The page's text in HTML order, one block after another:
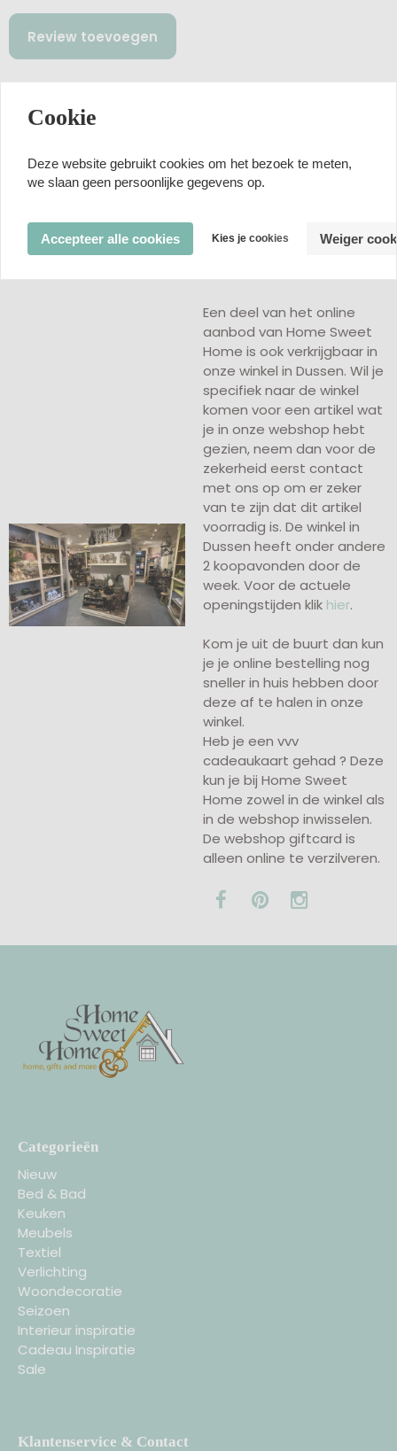
Review toevoegen
Nog geen beoordelingen
Een deel van het online
aanbod van Home Sweet
Home is ook verkrijgbaar in
onze winkel in Dussen. Wil je
specifiek naar de winkel
komen voor een artikel wat
je in onze webshop hebt
gezien, neem dan voor de
zekerheid eerst contact
met ons op om er zeker
van te zijn dat dit artikel
voorradig is. De winkel in
Dussen heeft onder andere
2 koopavonden door de
week. Voor de actuele
openingstijden klik hier.
Kom je uit de buurt dan kun
je je online bestelling nog
sneller in huis hebben door
deze af te halen in onze
winkel.
Heb je een vvv
cadeaukaart gehad ? Deze
kun je bij Home Sweet
Home zowel in de winkel als
in de webshop inwisselen.
De webshop giftcard is
alleen online te verzilveren.
Categorieën
Nieuw
Bed & Bad
Keuken
Meubels
Textiel
Verlichting
Woondecoratie
Seizoen
Interieur inspiratie
Cadeau Inspiratie
Sale
Klantenservice & Contact
Cookie
Deze website gebruikt cookies om het bezoek te meten,
we slaan geen persoonlijke gegevens op.
Accepteer alle cookies Kies je cookies Weiger